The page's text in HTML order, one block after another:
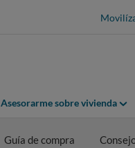
Asesorarme sobre vivienda
Guía de compra